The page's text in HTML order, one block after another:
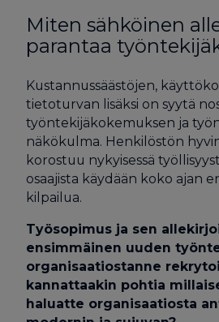
Miten sähköinen
parantaa
Kustannussäästöjen,
tietoturvan lisäksi on syytä
työntekijäkokemuksen ja
näkökulma. Henkilöstön
korostuu nykyisessä
osaajista käydään koko ajan
kilpailua.
Työsopimus ja sen
ensimmäinen uuden
organisaatiostanne
kannattaakin pohtia
haluatte organisaatiosta